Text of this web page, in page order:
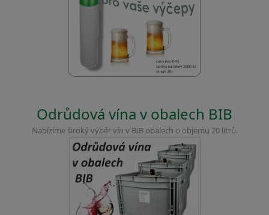
Odrůdová vína v obalech BIB
Nabízíme široký výběr vín v BIB obalech o objemu 20 litrů.